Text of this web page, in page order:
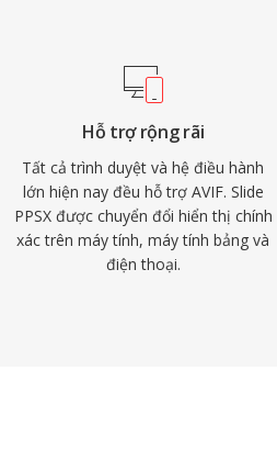
Hỗ trợ rộng rãi
Tất cả trình duyệt và hệ điều hành
lớn hiện nay đều hỗ trợ AVIF. Slide
PPSX được chuyển đổi hiển thị chính
xác trên máy tính, máy tính bảng và
điện thoại.